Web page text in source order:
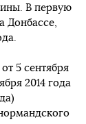
В первую
Донбассе,
5 сентября
2014 года